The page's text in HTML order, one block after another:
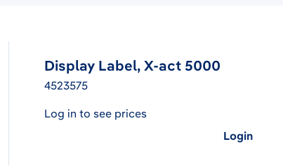
Display Label, X-act 5000
4523575
Log in to see prices
Login